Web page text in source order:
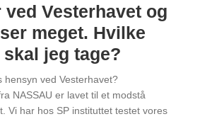
ved Vesterhavet og
meget. Hvilke
jeg tage?
hensyn ved Vesterhavet?
NASSAU er lavet til et modstå
Vi har hos SP instituttet testet vores